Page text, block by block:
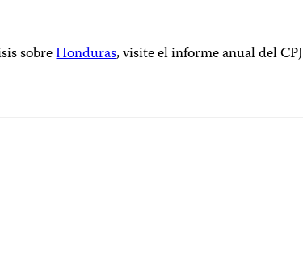
sobreHonduras, visite el informe anual del CPJ